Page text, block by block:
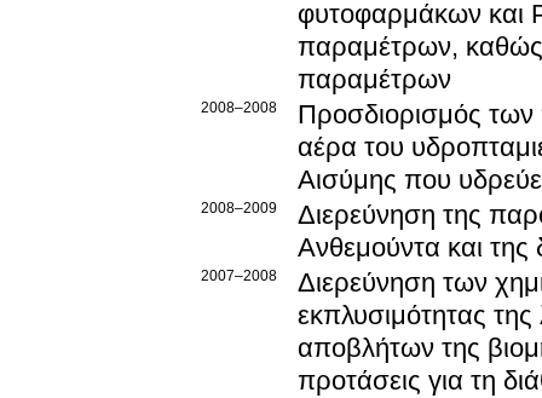
φυτοφαρμάκων και
παραμέτρων, καθώς
παραμέτρων
2008–2008
Προσδιορισμός
αέρα του
Αισύμης που
2008–2009
Διερεύνηση της παρουσίας χρωμίου στα νερά της λεκάνης του
Ανθεμούντα και
2007–2008
Διερεύνηση των
εκπλυσιμότητας
αποβλήτων της
προτάσεις για τη